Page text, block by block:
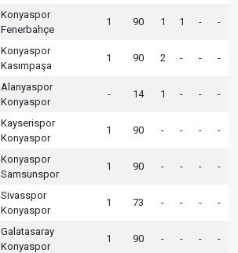
Konyaspor
Fenerbahçe
1 90 1 1 - -
Konyaspor
Kasımpaşa
1 90 2 - - -
Alanyaspor
Konyaspor
- 14 1 - - -
Kayserispor
Konyaspor
1 90 - - - -
Konyaspor
Samsunspor
1 90 - - - -
Sivasspor
Konyaspor
1 73 - - - -
Galatasaray
Konyaspor
1 90 - - - -